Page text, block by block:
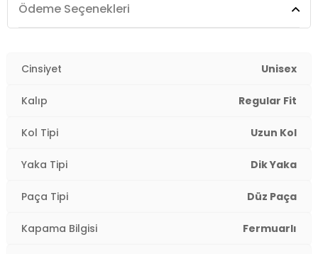
Detaylar:Fermuar
4DK05905002.15
Ödeme Seçenekleri
Cinsiyet Unisex
Kalıp Regular Fit
Kol Tipi Uzun Kol
Yaka Tipi Dik Yaka
Paça Tipi Düz Paça
Kapama Bilgisi Fermuarlı